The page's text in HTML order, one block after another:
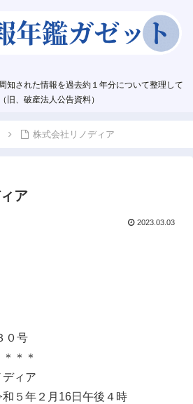
知された情報を過去約１年分について整理して
旧、破産法人公告資料）
株式会社リノディア
ア
2023.03.03
０号
＊＊
ィア
５年２月16日午後４時